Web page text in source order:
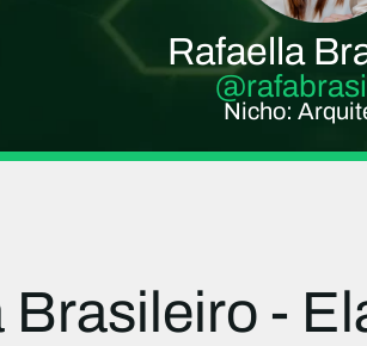
Rafaella
Nicho:
Brasileiro -